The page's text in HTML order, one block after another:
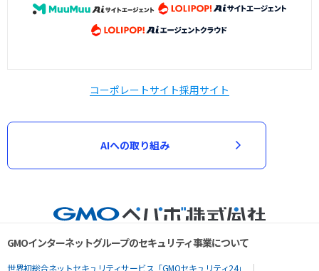
コーポレートサイト採用サイト
AIへの取り組み
GMOインターネットグループのセキュリティ事業について
世界初総合ネットセキュリティサービス「GMOセキュリティ24」